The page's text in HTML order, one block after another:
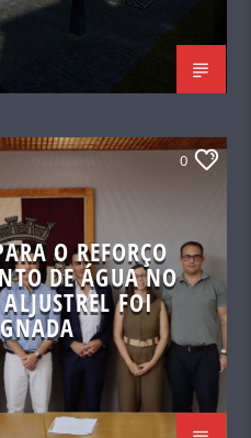
0
O REFORÇO
DE ÁGUA NO
FOI